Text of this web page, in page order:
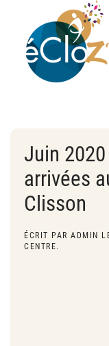
Juin
arrivées
Clisson
ÉCRIT PAR ADMIN
CENTRE.